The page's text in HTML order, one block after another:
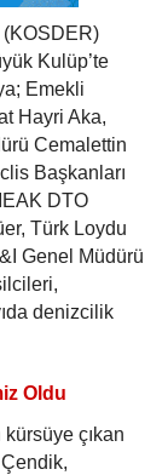
(KOSDER)
Kulüp’te
Emekli
Hayri Aka,
Cemalettin
Başkanları
DTO
Türk Loydu
Genel Müdürü
denizcilik
Oldu
kürsüye çıkan